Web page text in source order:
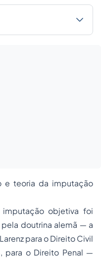
e teoria da imputação
objetiva foi
doutrina alemã ― a
para o Direito Civil
para o Direito Penal ―